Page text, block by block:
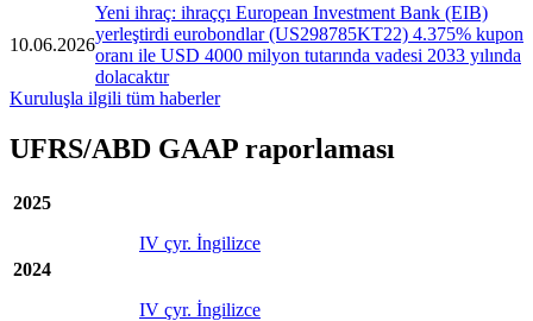
10.06.2026
Yeni ihraç: ihraççı European Investment Bank (EIB)
yerleştirdi eurobondlar (US298785KT22) 4.375% kupon
oranı ile USD 4000 milyon tutarında vadesi 2033 yılında
dolacaktır
Kuruluşla ilgili tüm haberler
UFRS/ABD GAAP raporlaması
2025
IV çyr. İngilizce
2024
IV çyr. İngilizce